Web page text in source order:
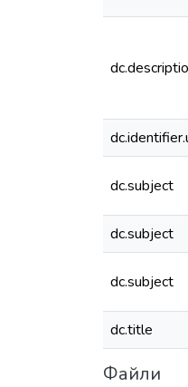
dc.subject
dc.subject
dc.subject
dc.title
Файли